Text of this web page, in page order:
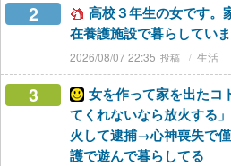
2
高校３年生の女です。
在養護施設で暮らしてい
2026/08/07 22:35 生活
3
女を作って家を出たコ
てくれないなら放火する
火して逮捕→心神喪失で
護で遊んで暮らしてる